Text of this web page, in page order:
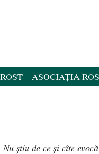
ASOCIAȚIA
Nu știu de ce și cîte